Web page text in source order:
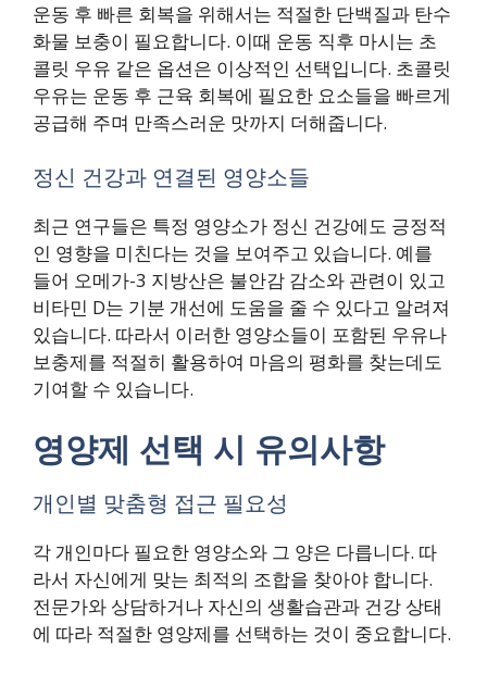
운동 후 빠른 회복을 위해서는 적절한 단백질과 탄수
화물 보충이 필요합니다. 이때 운동 직후 마시는 초
콜릿 우유 같은 옵션은 이상적인 선택입니다. 초콜릿
우유는 운동 후 근육 회복에 필요한 요소들을 빠르게
공급해 주며 만족스러운 맛까지 더해줍니다.
정신 건강과 연결된 영양소들
최근 연구들은 특정 영양소가 정신 건강에도 긍정적
인 영향을 미친다는 것을 보여주고 있습니다. 예를
들어 오메가-3 지방산은 불안감 감소와 관련이 있고
비타민 D는 기분 개선에 도움을 줄 수 있다고 알려져
있습니다. 따라서 이러한 영양소들이 포함된 우유나
보충제를 적절히 활용하여 마음의 평화를 찾는데도
기여할 수 있습니다.
영양제 선택 시 유의사항
개인별 맞춤형 접근 필요성
각 개인마다 필요한 영양소와 그 양은 다릅니다. 따
라서 자신에게 맞는 최적의 조합을 찾아야 합니다.
전문가와 상담하거나 자신의 생활습관과 건강 상태
에 따라 적절한 영양제를 선택하는 것이 중요합니다.